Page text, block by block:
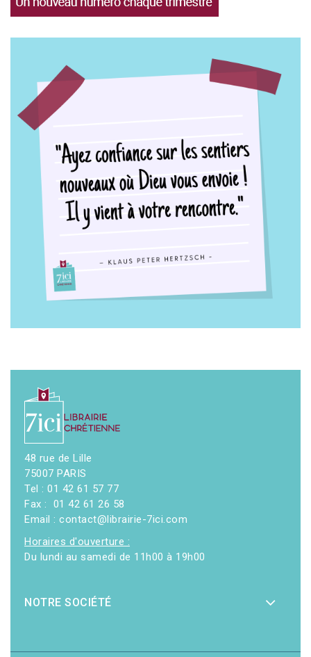
48 rue de Lille
75007 PARIS
Tel : 01 42 61 57 77
Fax : 01 42 61 26 58
Email : contact@librairie-7ici.com
Horaires d'ouverture :
Du lundi au samedi de 11h00 à 19h00
NOTRE SOCIÉTÉ